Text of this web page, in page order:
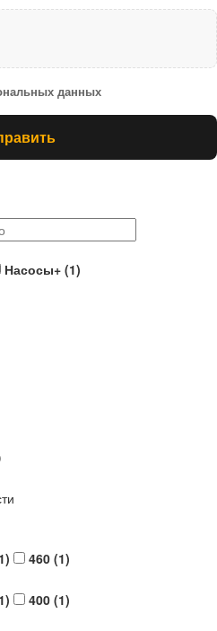
данных
Насосы+ (1)
460 (1)
400 (1)